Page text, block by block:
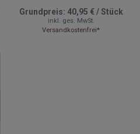
Grundpreis: 40,95 €/Stück
inkl. ges. MwSt.
Versandkostenfrei*